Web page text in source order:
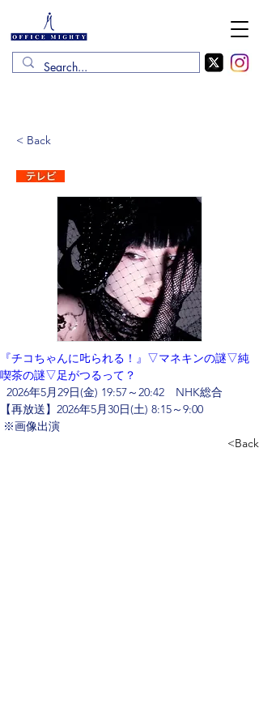
< Back
『チコちゃんに𠮟られる！』▽マネキンの謎▽純
喫茶の謎▽足がつるって？
2026年5月29日(金) 19:57～20:42　NHK総合
【再放送】2026年5月30日(土) 8:15～9:00
※画像出演
<Back